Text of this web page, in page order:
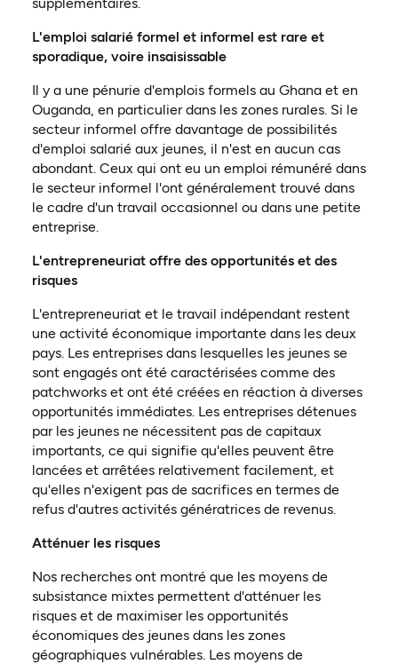
L'emploi salarié formel et informel est rare et
sporadique, voire insaisissable
Il y a une pénurie d'emplois formels au Ghana et en
Ouganda, en particulier dans les zones rurales. Si le
secteur informel offre davantage de possibilités
d'emploi salarié aux jeunes, il n'est en aucun cas
abondant. Ceux qui ont eu un emploi rémunéré dans
le secteur informel l'ont généralement trouvé dans
le cadre d'un travail occasionnel ou dans une petite
entreprise.
L'entrepreneuriat offre des opportunités et des
risques
L'entrepreneuriat et le travail indépendant restent
une activité économique importante dans les deux
pays. Les entreprises dans lesquelles les jeunes se
sont engagés ont été caractérisées comme des
patchworks et ont été créées en réaction à diverses
opportunités immédiates. Les entreprises détenues
par les jeunes ne nécessitent pas de capitaux
importants, ce qui signifie qu'elles peuvent être
lancées et arrêtées relativement facilement, et
qu'elles n'exigent pas de sacrifices en termes de
refus d'autres activités génératrices de revenus.
Atténuer les risques
Nos recherches ont montré que les moyens de
subsistance mixtes permettent d'atténuer les
risques et de maximiser les opportunités
économiques des jeunes dans les zones
géographiques vulnérables. Les moyens de